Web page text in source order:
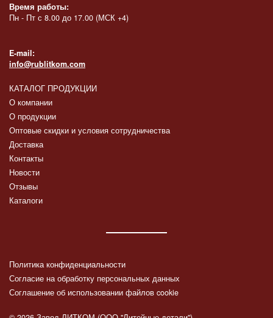
Время работы:
Пн - Пт с 8.00 до 17.00 (МСК +4)
E-mail:
info@rublitkom.com
КАТАЛОГ ПРОДУКЦИИ
О компании
О продукции
Оптовые скидки и условия сотрудничества
Доставка
Контакты
Новости
Отзывы
Каталоги
Политика конфиденциальности
Согласие на обработку персональных данных
Соглашение об использовании файлов cookie